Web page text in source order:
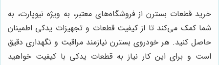
خرید قطعات بسترن از فروشگاه‌های معتبر، به ویژه نیوپارت، به
شما کمک می‌کند تا از کیفیت قطعات و تجهیزات یدکی اطمینان
حاصل کنید. هر خودروی بسترن نیازمند مراقبت و نگهداری دقیق
است و برای این کار نیاز به قطعات یدکی با کیفیت خواهید